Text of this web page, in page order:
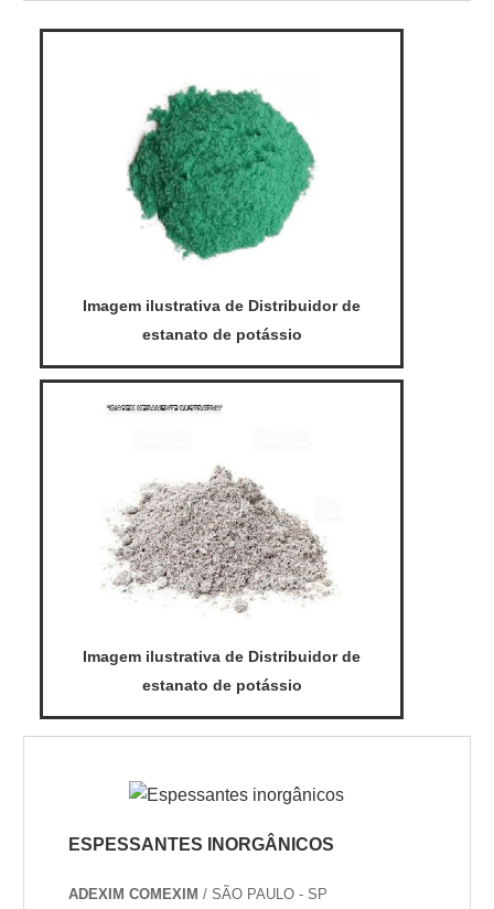
a temática é promotor de aderência preço,
com os profissionais da AODRAN irá
pagamento acessível.UM POUCO MAIS
SOBRE PROMOTOR DE ADERÊNCIA
PREÇOHá muitas maneiras eficientes de
demo...
Imagem ilustrativa de Distribuidor de
estanato de potássio
Imagem ilustrativa de Distribuidor de
estanato de potássio
ESPESSANTES INORGÂNICOS
ADEXIM COMEXIM / SÃO PAULO - SP